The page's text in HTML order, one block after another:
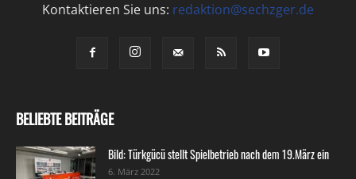
Kontaktieren Sie uns: redaktion@sechzger.de
BELIEBTE BEITRÄGE
Bild: Türkgücü stellt Spielbetrieb nach dem 19.März ein
6. März 2022